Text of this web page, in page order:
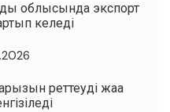
облысында экспорт
келеді
реттеудің жаңа